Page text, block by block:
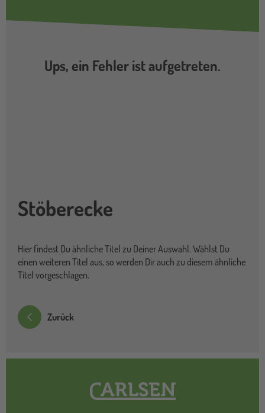
Ups, ein Fehler ist aufgetreten.
Stöberecke
Hier findest Du ähnliche Titel zu Deiner Auswahl. Wählst Du
einen weiteren Titel aus, so werden Dir auch zu diesem ähnliche
Titel vorgeschlagen.
Zurück